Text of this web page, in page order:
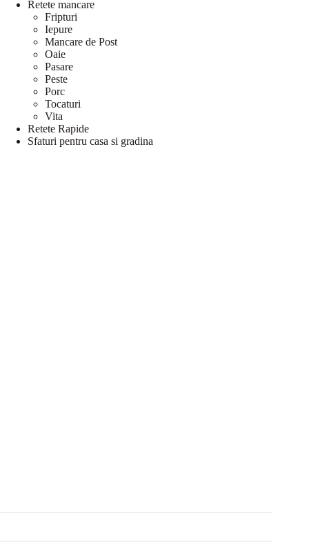
Retete mancare
Fripturi
Iepure
Mancare de Post
Oaie
Pasare
Peste
Porc
Tocaturi
Vita
Retete Rapide
Sfaturi pentru casa si gradina